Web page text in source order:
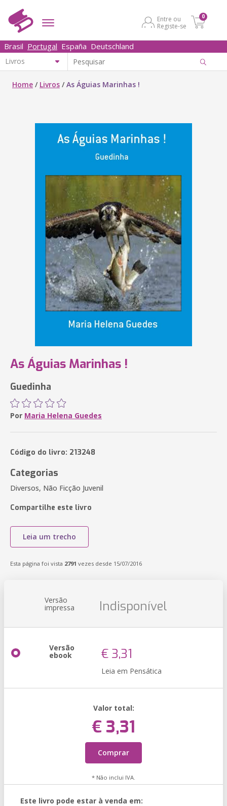
Entre ou
Registe-se
0
Brasil Portugal España Deutschland
Home / Livros /As Águias Marinhas !
As Águias Marinhas !
Guedinha
Por Maria Helena Guedes
Código do livro: 213248
Categorias
Diversos, Não Ficção Juvenil
Compartilhe este livro
Leia um trecho
Esta página foi vista 2791 vezes desde 15/07/2016
Versão
impressa Indisponível
Versão
ebook € 3,31
Leia em Pensática
Valor total:
€ 3,31
Comprar
* Não inclui IVA.
Este livro pode estar à venda em: